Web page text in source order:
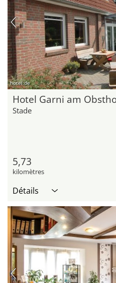
hotel.de
Hotel Garni am
Stade
5,73
kilomètres
Détails